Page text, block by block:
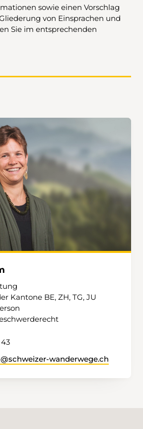
sowie einen Vorschlag
von Einsprachen und
Sie im entsprechenden
Kantone BE, ZH, TG, JU
43
wanderwege.ch